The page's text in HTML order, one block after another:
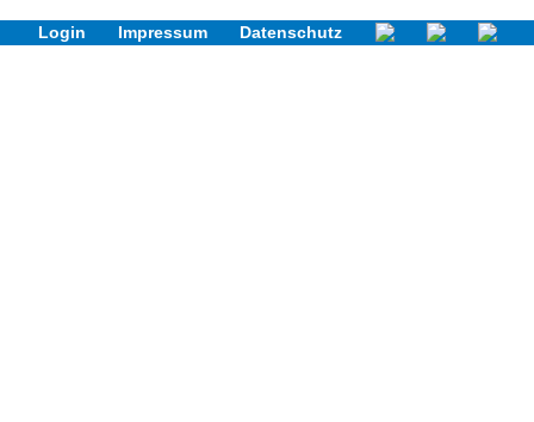
Login Impressum Datenschutz